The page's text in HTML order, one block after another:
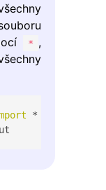
* ,
*